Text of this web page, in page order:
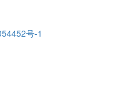
号-1